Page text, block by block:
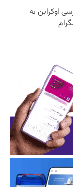
اوکراین به